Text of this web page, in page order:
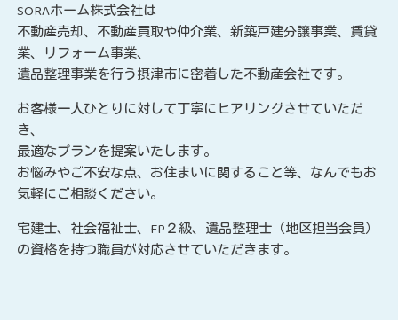
SORAホーム株式会社は
不動産売却、不動産買取や仲介業、新築戸建分譲事業、賃貸
業、リフォーム事業、
遺品整理事業を行う摂津市に密着した不動産会社です。
お客様一人ひとりに対して丁寧にヒアリングさせていただ
き、
最適なプランを提案いたします。
お悩みやご不安な点、お住まいに関すること等、なんでもお
気軽にご相談ください。
宅建士、社会福祉士、FP２級、遺品整理士（地区担当会員）
の資格を持つ職員が対応させていただきます。